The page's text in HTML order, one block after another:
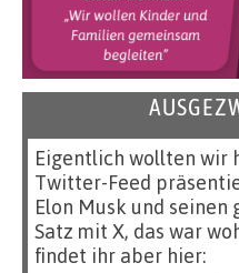
Eigentlich wollten wir
Twitter-Feed
Elon Musk und seinen
Satz mit X, das war
findet ihr aber hier: